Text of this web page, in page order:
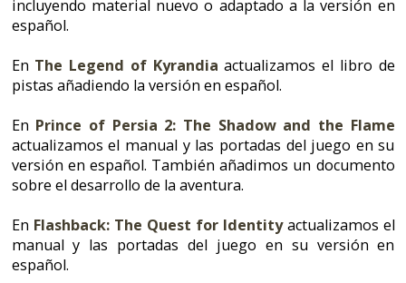
EnPrince of Persia 2: The Shadow and the Flame
versión en español. También añadimos un documento
sobre el desarrollo de la aventura.
manual y las portadas del juego en su versión en
español.